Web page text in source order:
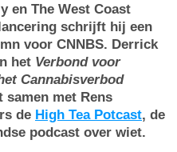
en The West Coast
schrijft hij een
voor CNNBS. Derrick
het Verbond voor
Cannabisverbod
samen met Rens
de High Tea Potcast, de
podcast over wiet.